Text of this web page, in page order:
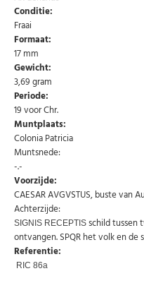
Abonneer u
email
Conditie:
Fraai
Formaat:
17 mm
Gewicht:
3,69 gram
Periode:
19 voor Chr.
Muntplaats:
Colonia Patricia
Muntsnede:
-.-
Voorzijde:
CAESAR AVGVSTUS, buste van
Achterzijde:
SIGNIS RECEPTIS schild tussen
ontvangen. SPQR het volk en de
Referentie:
RIC 86a